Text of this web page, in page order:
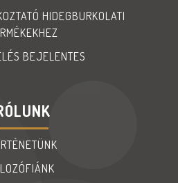
HIDEGBURKOLATI
BEJELENTES